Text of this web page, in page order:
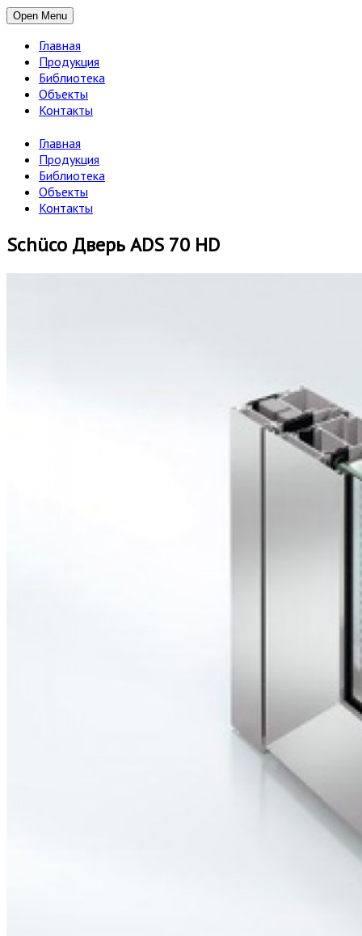
Open Menu
Главная
Продукция
Библиотека
Объекты
Контакты
Главная
Продукция
Библиотека
Объекты
Контакты
Schüco Дверь ADS 70 HD